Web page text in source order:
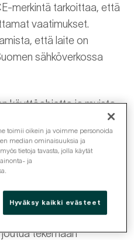
merkintä tarkoittaa, että
vaatimukset.
että laite on
sähköverkossa
käyttöohjetta ja muista,
asennus ym.) saavat
tulee noudattaa
kytkeä
talo ja valaisin ovat
tekemään
toimii oikein ja voimme personoida
median ominaisuuksia ja
tietoja tavasta, jolla käytät
ja
Hyväksy kaikki evästeet